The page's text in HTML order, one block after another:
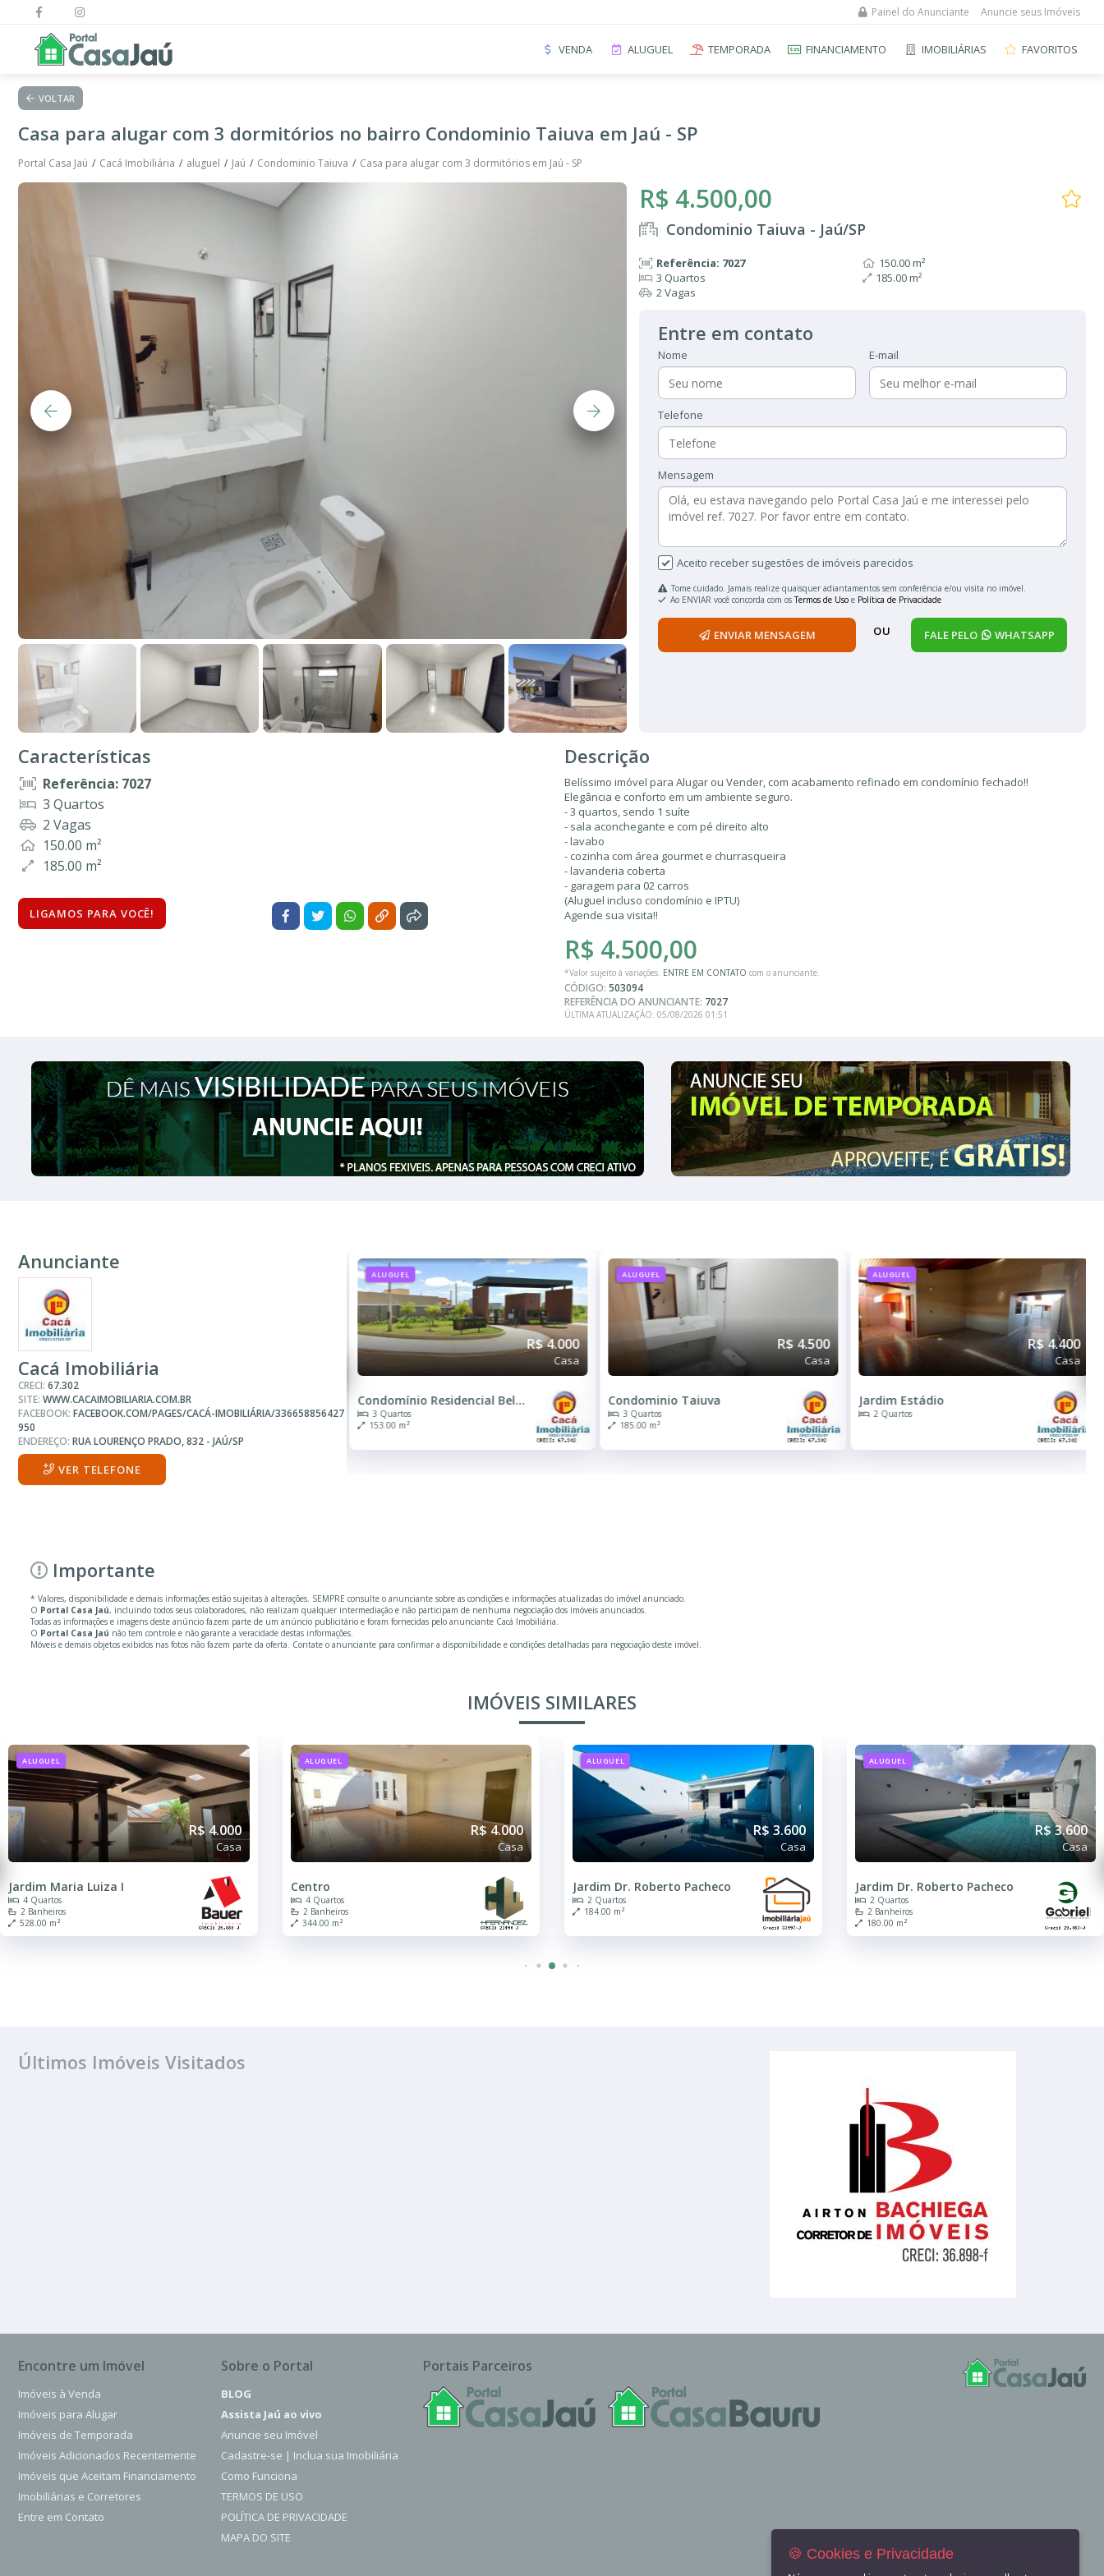
Painel do Anunciante Anuncie seus Imóveis
VENDA ALUGUEL TEMPORADA FINANCIAMENTO IMOBILIÁRIAS FAVORITOS
VOLTAR
Casa para alugar com 3 dormitórios no bairro Condominio Taiuva em Jaú - SP
Portal Casa Jaú Cacá Imobiliária aluguel Jaú Condominio Taiuva Casa para alugar com 3 dormitórios em Jaú - SP
R$ 4.500,00
Condominio Taiuva - Jaú/SP
Referência: 7027
3 Quartos
2 Vagas
150.00 m²
185.00 m²
Entre em contato
Nome E-mail
Telefone
Mensagem
Aceito receber sugestões de imóveis parecidos
Tome cuidado. Jamais realize quaisquer adiantamentos sem conferência e/ou visita no imóvel.
Ao ENVIAR você concorda com osTermos de Uso e Política de Privacidade
ENVIAR MENSAGEM OU FALE PELO WHATSAPP
Características
Referência: 7027
3 Quartos
2 Vagas
150.00 m²
185.00 m²
LIGAMOS PARA VOCÊ!
Descrição
Belíssimo imóvel para Alugar ou Vender, com acabamento refinado em condomínio fechado!!
Elegância e conforto em um ambiente seguro.
- 3 quartos, sendo 1 suíte
- sala aconchegante e com pé direito alto
- lavabo
- cozinha com área gourmet e churrasqueira
- lavanderia coberta
- garagem para 02 carros
(Aluguel incluso condomínio e IPTU)
Agende sua visita!!
R$ 4.500,00
*Valor sujeito à variações. ENTRE EM CONTATO com o anunciante.
CÓDIGO: 503094
REFERÊNCIA DO ANUNCIANTE: 7027
ÚLTIMA ATUALIZAÇÃO: 05/08/2026 01:51
Anunciante
Cacá Imobiliária
CRECI: 67.302
SITE: WWW.CACAIMOBILIARIA.COM.BR
FACEBOOK: FACEBOOK.COM/PAGES/CACÁ-IMOBILIÁRIA/336658856427
950
ENDEREÇO: RUA LOURENÇO PRADO, 832 - JAÚ/SP
VER TELEFONE
R$ 5.000
Casa
3 Quartos
ALUGUEL
R$ 4.500
Casa
Condominio Taiuva
3 Quartos
185.00 m²
ALUGUEL
R$ 4.400
Casa
Jardim Estádio
2 Quartos
Veja Todos os Imóveis
Cacá Imobiliária
Importante
* Valores, disponibilidade e demais informações estão sujeitas à alterações. SEMPRE consulte o anunciante sobre as condições e informações atualizadas do imóvel anunciado.
O Portal Casa Jaú, incluindo todos seus colaboradores, não realizam qualquer intermediação e não participam de nenhuma negociação dos imóveis anunciados.
Todas as informações e imagens deste anúncio fazem parte de um anúncio publicitário e foram fornecidas pelo anunciante Cacá Imobiliária.
O Portal Casa Jaú não tem controle e não garante a veracidade destas informações.
Móveis e demais objetos exibidos nas fotos não fazem parte da oferta. Contate o anunciante para confirmar a disponibilidade e condições detalhadas para negociação deste imóvel.
IMÓVEIS SIMILARES
ALUGUEL
R$ 4.000
Centro
ALUGUEL
R$ 3.600
Jardim Dr. Roberto Pacheco
R$ 3.600
Jardim Dr. Roberto Pacheco
ALUGUEL
Centro
Últimos Imóveis Visitados
Encontre um Imóvel
Imóveis à Venda
Imóveis para Alugar
Imóveis de Temporada
Imóveis Adicionados Recentemente
Imóveis que Aceitam Financiamento
Imobiliárias e Corretores
Entre em Contato
Sobre o Portal
BLOG
Assista Jaú ao vivo
Anuncie seu Imóvel
Cadastre-se | Inclua sua Imobiliária
Como Funciona
TERMOS DE USO
POLÍTICA DE PRIVACIDADE
MAPA DO SITE
Portais Parceiros
🍪 Cookies e Privacidade